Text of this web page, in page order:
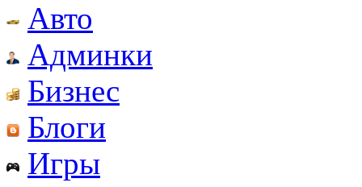
Авто
Админки
Бизнес
Блоги
Игры